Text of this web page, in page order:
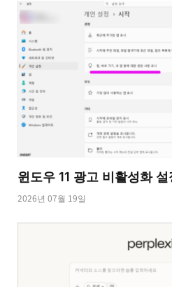
윈도우 11 광고 비활성화 설
2026년 07월 19일